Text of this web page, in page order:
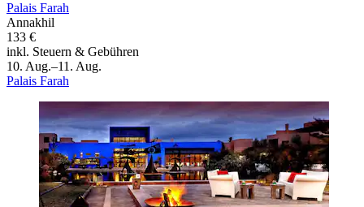
Palais Farah
Annakhil
133 €
inkl. Steuern & Gebühren
10. Aug.–11. Aug.
Palais Farah